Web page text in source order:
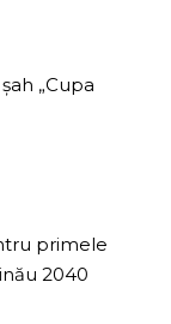
„Cupa
primele
2040